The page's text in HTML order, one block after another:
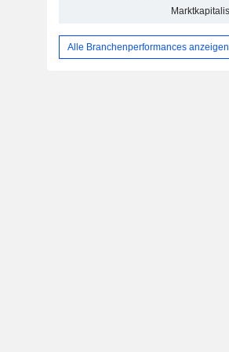
Alle Branchenperformances anzeigen